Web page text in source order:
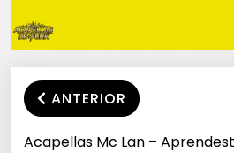
ANTERIOR
Acapellas Mc Lan –